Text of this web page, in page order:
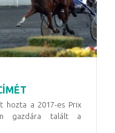
hozta a 2017-es Prix
gazdára talált a